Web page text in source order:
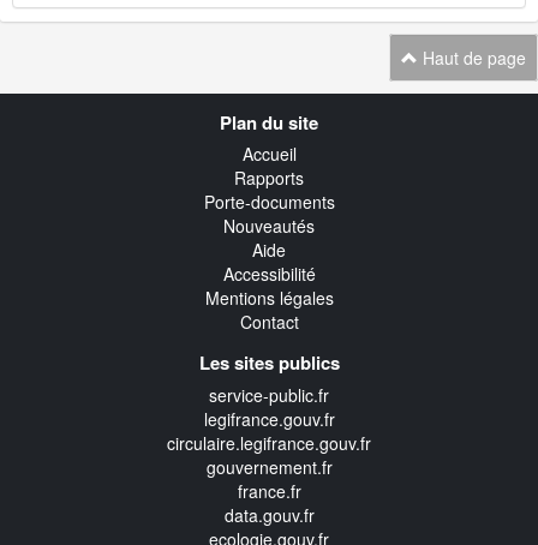
Haut de page
Plan du site
Accueil
Rapports
Porte-documents
Nouveautés
Aide
Accessibilité
Mentions légales
Contact
Les sites publics
service-public.fr
legifrance.gouv.fr
circulaire.legifrance.gouv.fr
gouvernement.fr
france.fr
data.gouv.fr
ecologie.gouv.fr